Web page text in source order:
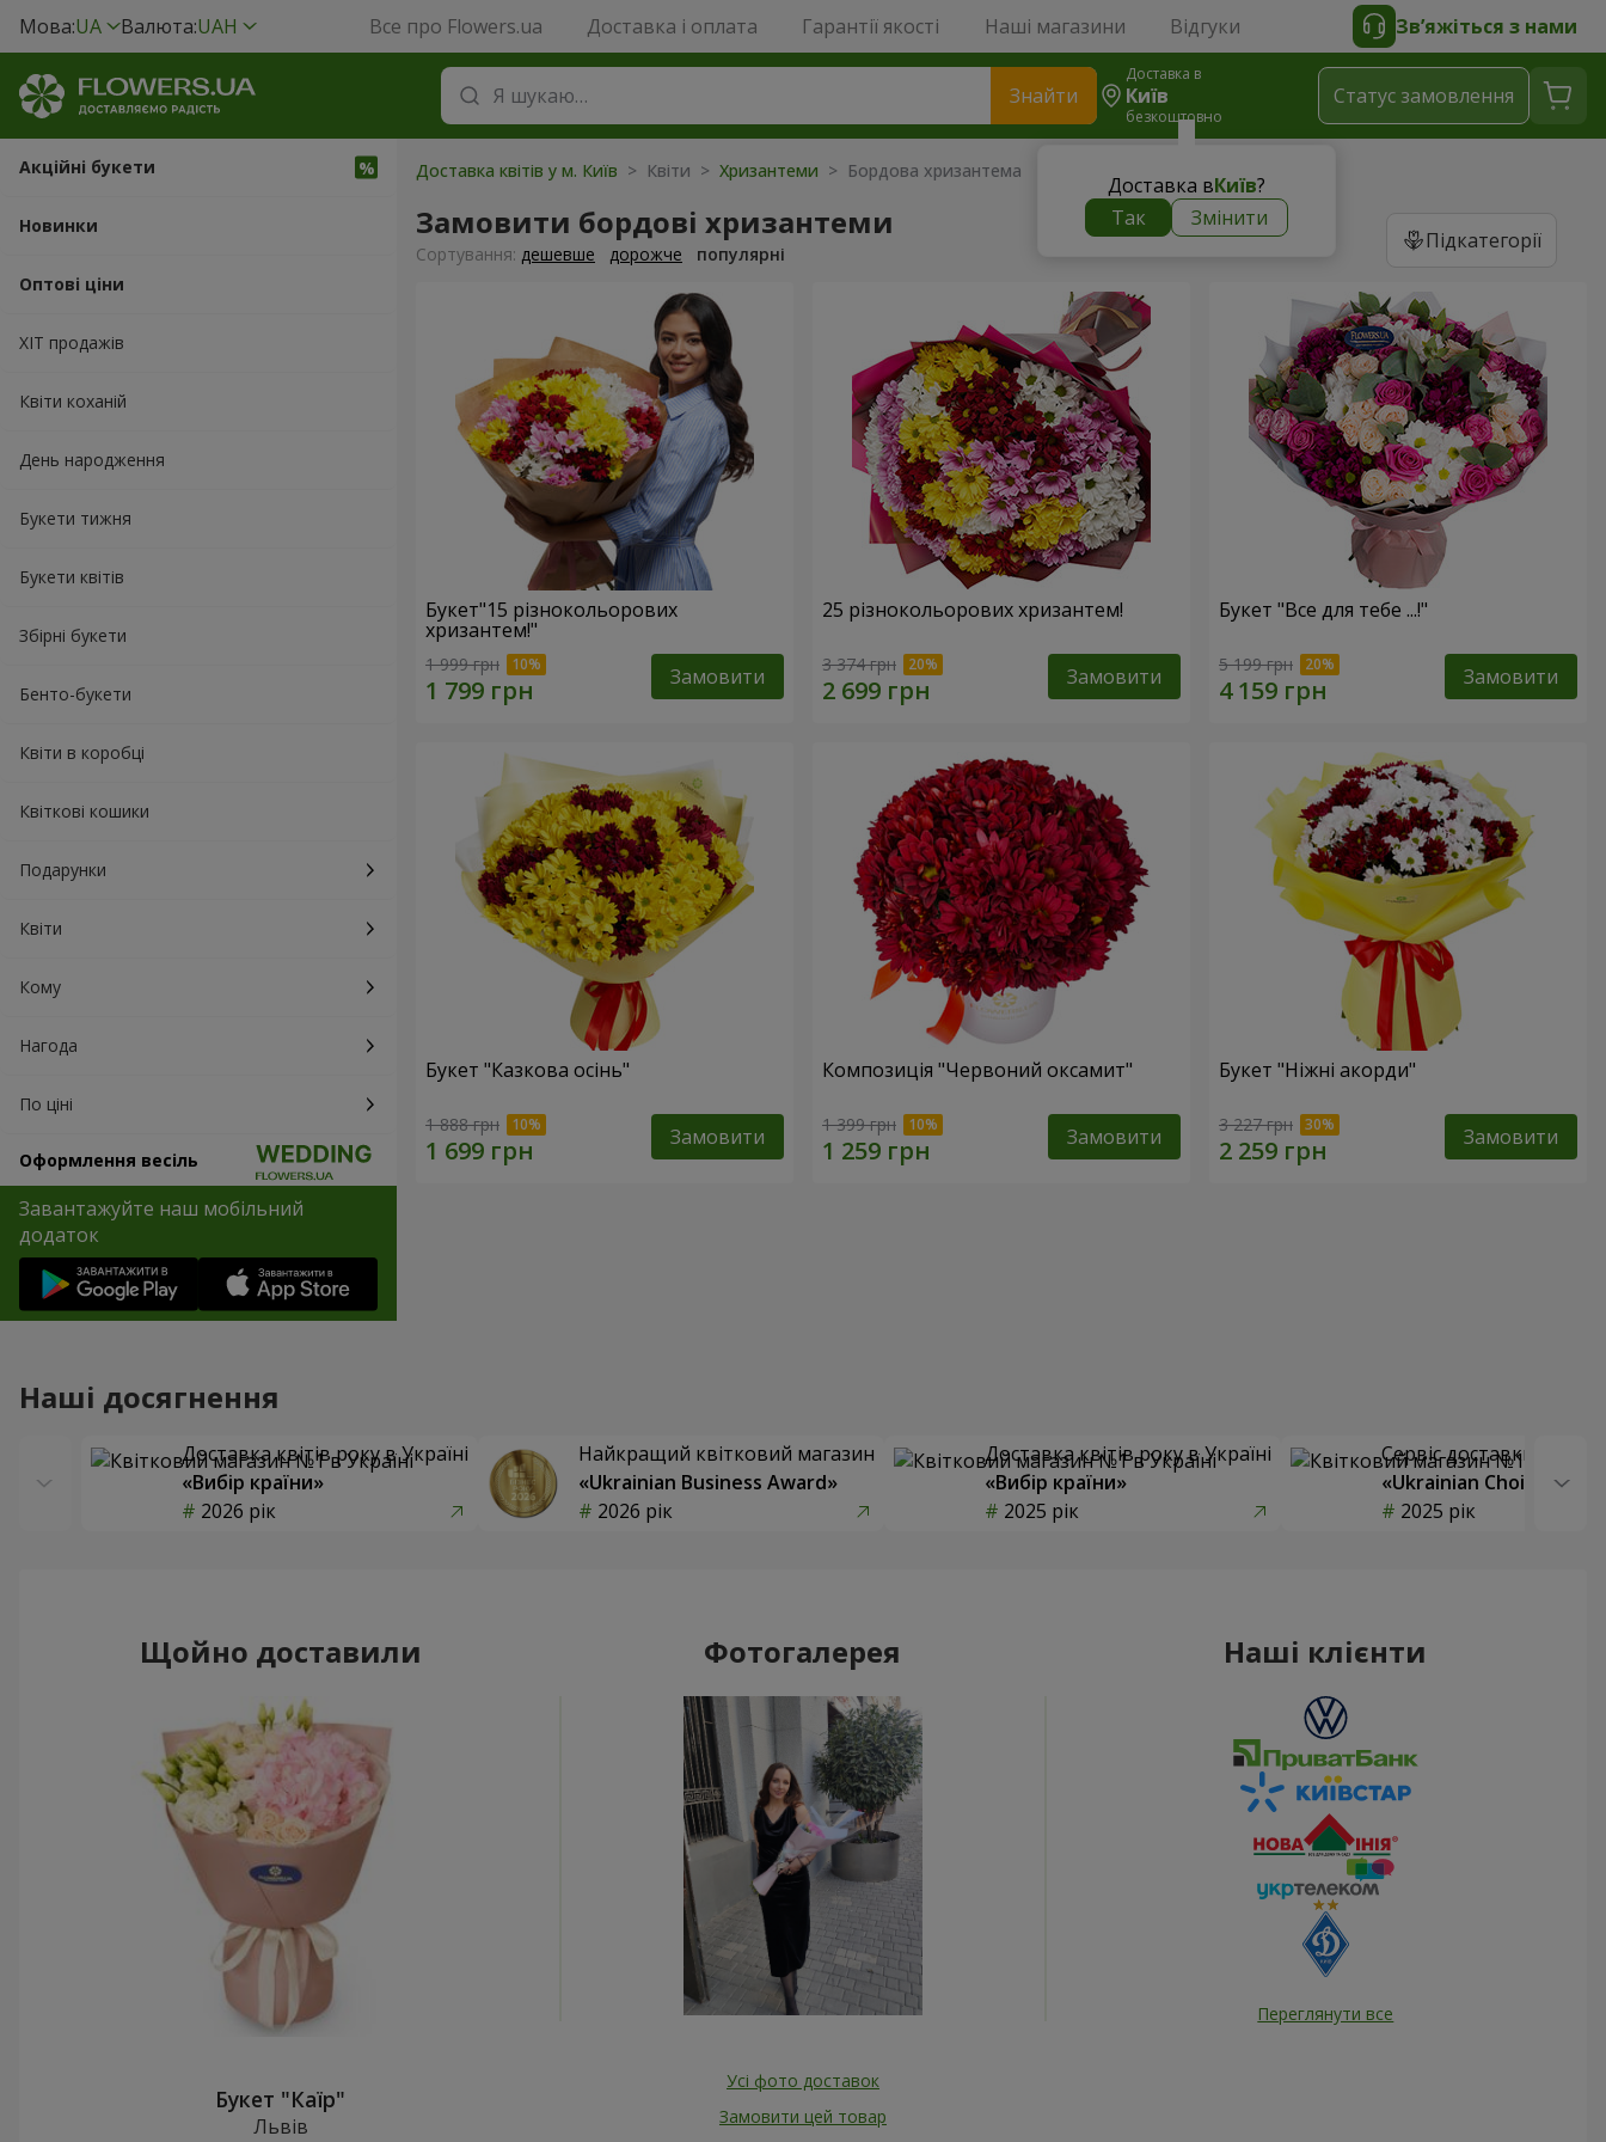
Мова:UA Валюта:UAH Все про Flowers.ua Доставка і оплата Гарантії якості Наші магазини Відгуки Зв’яжіться з нами
Знайти
Доставка в
Київ
безкоштовно
Доставка вКиїв?
Так
Змінити
Статус замовлення
Акційні букети
Новинки
Оптові ціни
ХІТ продажів
Квіти коханій
День народження
Букети тижня
Букети квітів
Збірні букети
Бенто-букети
Квіти в коробці
Квіткові кошики
Подарунки
Квіти
Кому
Нагода
По ціні
Оформлення весіль
Завантажуйте наш мобільний
додаток
Доставка квітів у м. Київ > Квіти > Хризантеми > Бордова хризантема
Замовити бордові хризантеми Підкатегорії
Сортування: дешевше дорожче популярні
Букет"15 різнокольорових
хризантем!"
1 999 грн Замовити
25 різнокольорових хризантем!
3 374 грн Замовити
Букет "Все для тебе ...!"
5 199 грн Замовити
Букет "Казкова осінь"
1 888 грн Замовити
Композиція "Червоний оксамит"
1 399 грн Замовити
Букет "Ніжні акорди"
3 227 грн Замовити
Наші досягнення
Доставка квітів року в Україні
«Вибір країни»
2026 рік
Найкращий квітковий магазин
«Ukrainian Business Award»
2026 рік
Доставка квітів року в Україні
«Вибір країни»
2025 рік
Сервіс доставки квітів
«Ukrainian Choice»
2025 рік
Щойно доставили
Букет "Каїр"
Львів
Фотогалерея
Усі фото доставок
Замовити цей товар
Наші клієнти
Переглянути все